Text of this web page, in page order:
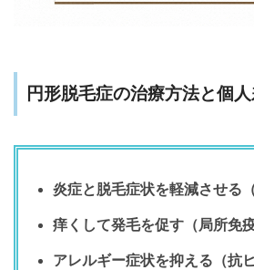
円形脱毛症の治療方法と個
炎症と脱毛症状を軽減させる
痒くして発毛を促す（局所免疫
アレルギー症状を抑える（抗